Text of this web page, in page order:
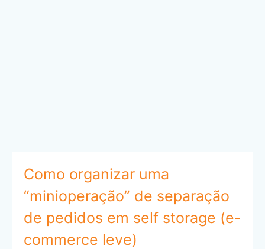
Como organizar uma
“minioperação” de separação
de pedidos em self storage (e-
commerce leve)